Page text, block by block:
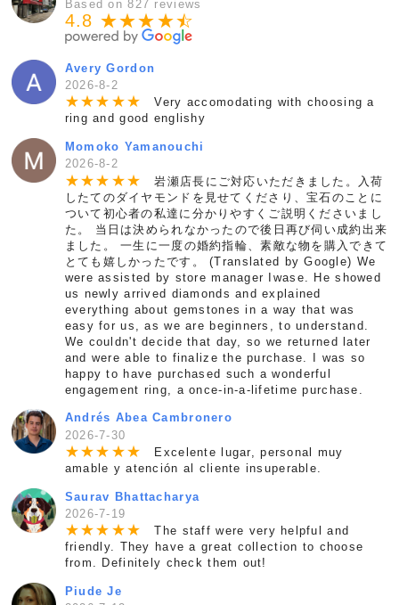
Based on 827 reviews
4.8 ★★★★★
☆
Avery Gordon
2026-8-2
★★★ ★★
Very accomodating with choosing a
ring and good englishy
Momoko Yamanouchi
2026-8-2
★★★ ★★
岩瀬店長にご対応いただきました。入荷
したてのダイヤモンドを見せてくださり、宝石のことに
ついて初心者の私達に分かりやすくご説明くださいまし
た。 当日は決められなかったので後日再び伺い成約出来
ました。 一生に一度の婚約指輪、素敵な物を購入できて
とても嬉しかったです。 (Translated by Google) We
were assisted by store manager Iwase. He showed
us newly arrived diamonds and explained
everything about gemstones in a way that was
easy for us, as we are beginners, to understand.
We couldn't decide that day, so we returned later
and were able to finalize the purchase. I was so
happy to have purchased such a wonderful
engagement ring, a once-in-a-lifetime purchase.
Andrés Abea Cambronero
2026-7-30
★★★ ★★
Excelente lugar, personal muy
amable y atención al cliente insuperable.
Saurav Bhattacharya
2026-7-19
★★★ ★★
The staff were very helpful and
friendly. They have a great collection to choose
from. Definitely check them out!
Piude Je